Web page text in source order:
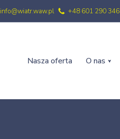
info@wiatr.waw.pl +48 601 290 346
Nasza oferta O nas